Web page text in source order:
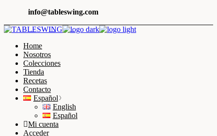
the
info@tableswing.com
Home
Nosotros
Colecciones
Tienda
Recetas
Contacto
Español
English
Español
Mi cuenta
Acceder